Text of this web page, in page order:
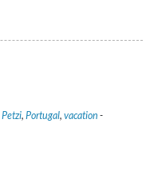
Petzi, Portugal, vacation -